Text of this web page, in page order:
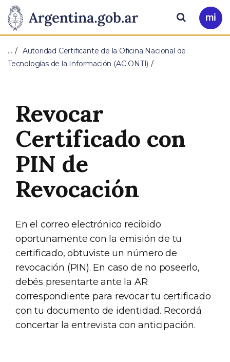
Presidencia
de
la
Pasar al contenido principal
Ir
a
Buscar
…
Autoridad Certificante de la Oficina Nacional de
Tecnologías de la Información (AC ONTI)
Revocar
Certificado con
PIN de
Revocación
En el correo electrónico recibido
oportunamente con la emisión de tu
certificado, obtuviste un número de
revocación (PIN). En caso de no poseerlo,
debés presentarte ante la AR
correspondiente para revocar tu certificado
con tu documento de identidad. Recordá
concertar la entrevista con anticipación.